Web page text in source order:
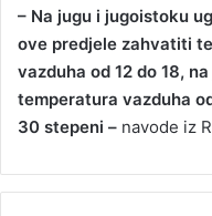
– Na jugu i jugoistoku
ove predjele zahvatiti
vazduha od 12 do 18,
temperatura vazduha
30 stepeni – navode iz